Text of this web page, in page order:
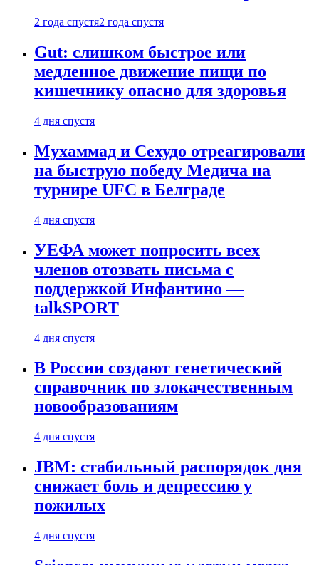
2 года спустя2 года спустя
Gut: слишком быстрое или
медленное движение пищи по
кишечнику опасно для здоровья
4 дня спустя
Мухаммад и Сехудо отреагировали
на быструю победу Медича на
турнире UFC в Белграде
4 дня спустя
УЕФА может попросить всех
членов отозвать письма с
поддержкой Инфантино —
talkSPORT
4 дня спустя
В России создают генетический
справочник по злокачественным
новообразованиям
4 дня спустя
JBM: стабильный распорядок дня
снижает боль и депрессию у
пожилых
4 дня спустя